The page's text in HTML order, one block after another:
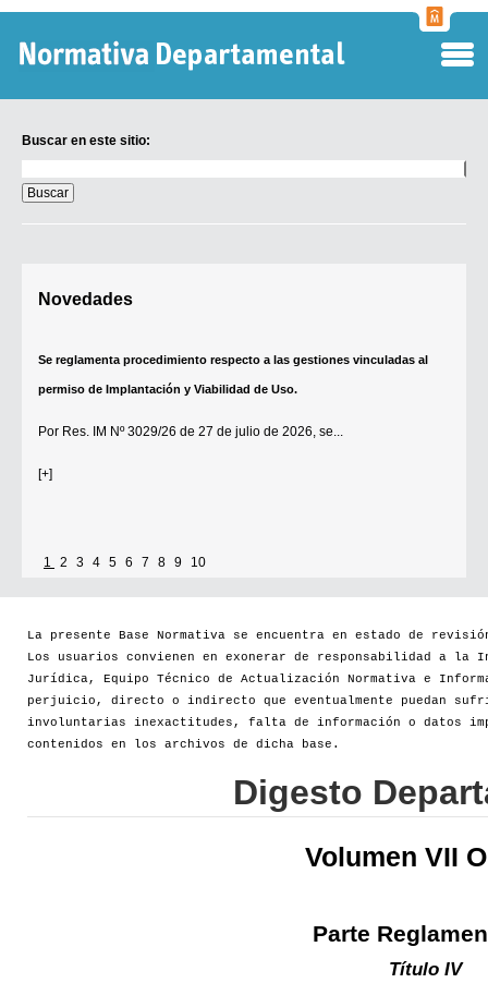
Buscar en este sitio:
en
este
sitio:
Novedades
Se reglamenta procedimiento respecto a las gestiones vinculadas al
permiso de Implantación y Viabilidad de Uso.
Por Res. IM Nº 3029/26 de 27 de julio de 2026, se...
[+]
1 2 3 4 5 6 7 8 9 10
La presente Base Normativa se encuentra en estado de
Los usuarios convienen en exonerar de responsabilidad a la
Jurídica, Equipo Técnico de Actualización Normativa e
perjuicio, directo o indirecto que eventualmente puedan
involuntarias inexactitudes, falta de información o datos
contenidos en los archivos de dicha base.
Digesto
Volumen VII
Parte
Título IV